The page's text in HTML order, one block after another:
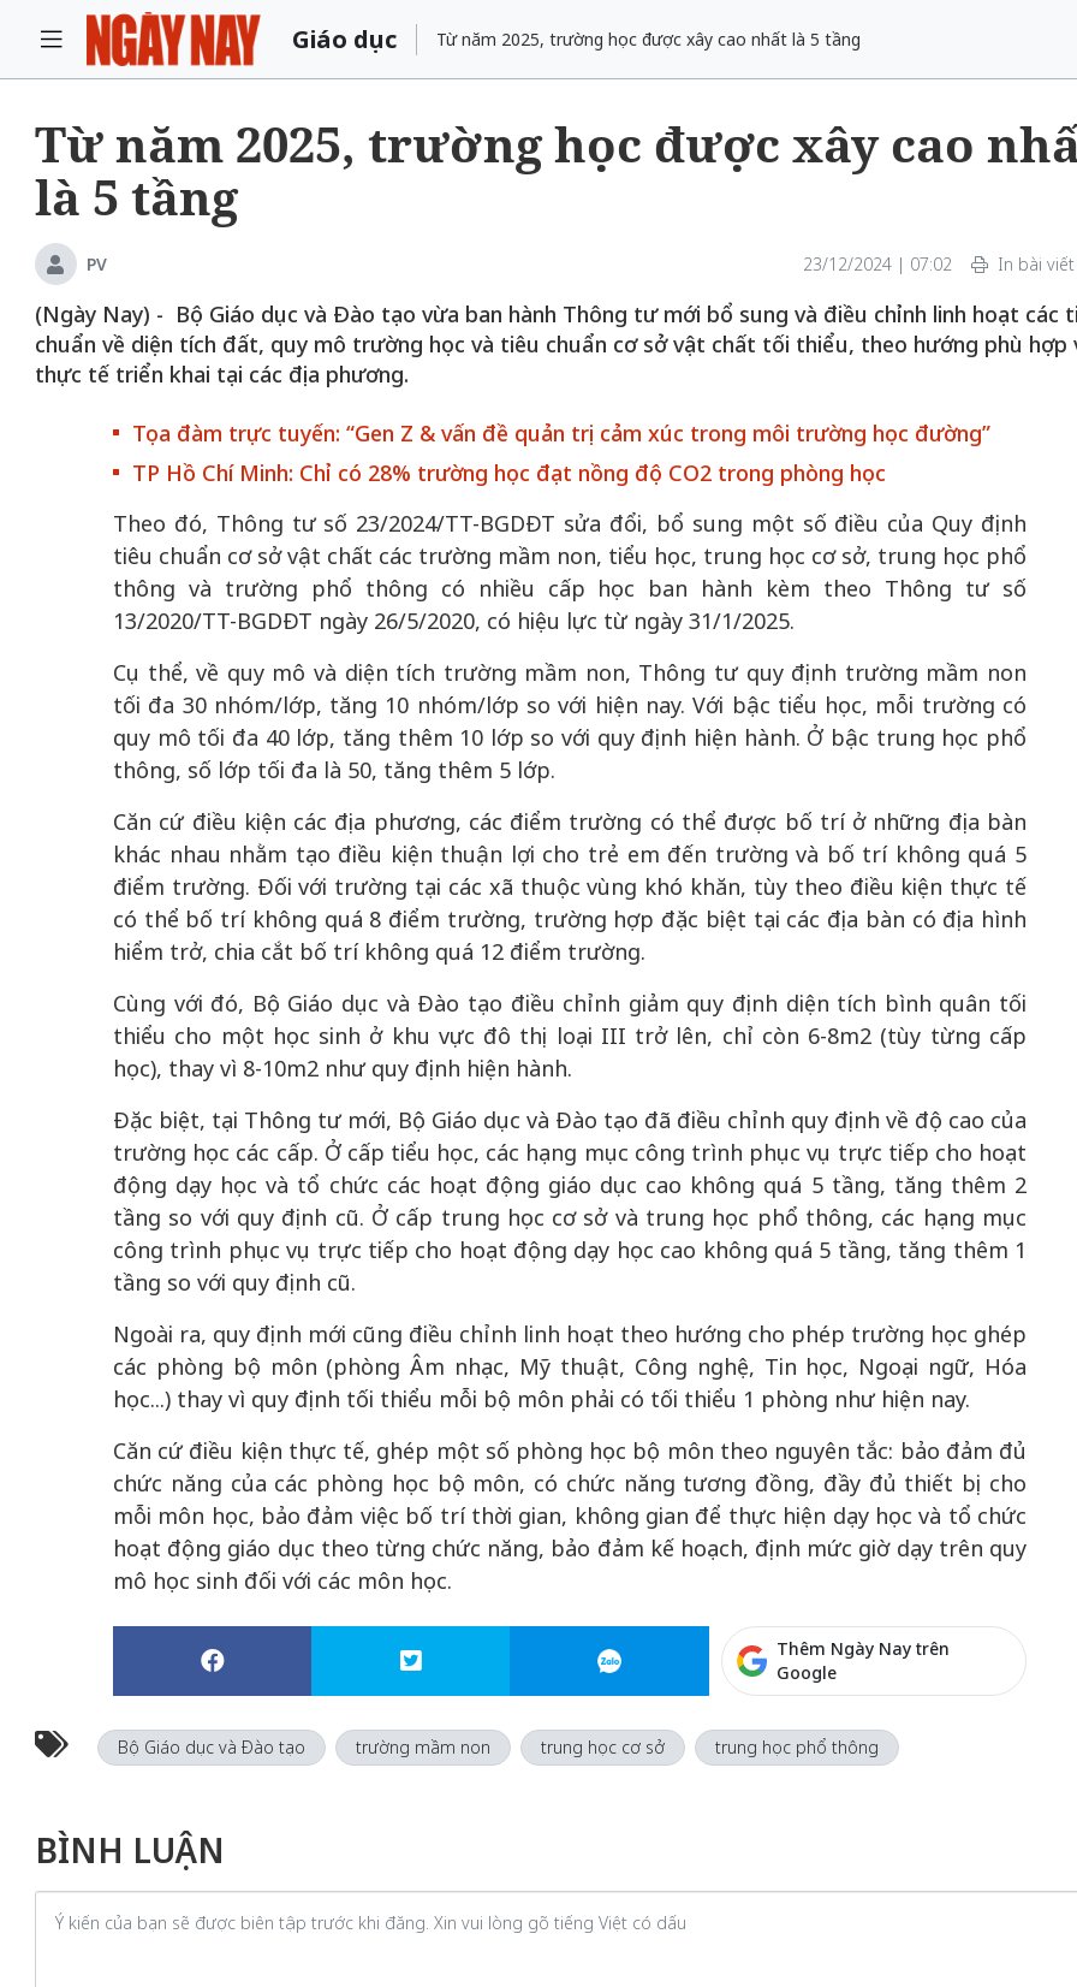
Giáo dục Từ năm 2025, trường học được xây cao nhất là 5 tầng
Từ năm 2025, trường học được xây cao
là 5 tầng
PV 23/12/2024 | 07:02 In bài viết
(Ngày Nay) - Bộ Giáo dục và Đào tạo vừa ban hành Thông tư mới bổ sung và điều chỉnh linh hoạt các
chuẩn về diện tích đất, quy mô trường học và tiêu chuẩn cơ sở vật chất tối thiểu, theo hướng phù hợp
thực tế triển khai tại các địa phương.
Tọa đàm trực tuyến: “Gen Z & vấn đề quản trị cảm xúc trong môi trường học đường”
TP Hồ Chí Minh: Chỉ có 28% trường học đạt nồng độ CO2 trong phòng học
Theo đó, Thông tư số 23/2024/TT-BGDĐT sửa đổi, bổ sung một số điều của Quy định
tiêu chuẩn cơ sở vật chất các trường mầm non, tiểu học, trung học cơ sở, trung học phổ
thông và trường phổ thông có nhiều cấp học ban hành kèm theo Thông tư số
13/2020/TT-BGDĐT ngày 26/5/2020, có hiệu lực từ ngày 31/1/2025.
Cụ thể, về quy mô và diện tích trường mầm non, Thông tư quy định trường mầm non
tối đa 30 nhóm/lớp, tăng 10 nhóm/lớp so với hiện nay. Với bậc tiểu học, mỗi trường có
quy mô tối đa 40 lớp, tăng thêm 10 lớp so với quy định hiện hành. Ở bậc trung học phổ
thông, số lớp tối đa là 50, tăng thêm 5 lớp.
Căn cứ điều kiện các địa phương, các điểm trường có thể được bố trí ở những địa bàn
khác nhau nhằm tạo điều kiện thuận lợi cho trẻ em đến trường và bố trí không quá 5
điểm trường. Đối với trường tại các xã thuộc vùng khó khăn, tùy theo điều kiện thực tế
có thể bố trí không quá 8 điểm trường, trường hợp đặc biệt tại các địa bàn có địa hình
hiểm trở, chia cắt bố trí không quá 12 điểm trường.
Cùng với đó, Bộ Giáo dục và Đào tạo điều chỉnh giảm quy định diện tích bình quân tối
thiểu cho một học sinh ở khu vực đô thị loại III trở lên, chỉ còn 6-8m2 (tùy từng cấp
học), thay vì 8-10m2 như quy định hiện hành.
Đặc biệt, tại Thông tư mới, Bộ Giáo dục và Đào tạo đã điều chỉnh quy định về độ cao của
trường học các cấp. Ở cấp tiểu học, các hạng mục công trình phục vụ trực tiếp cho hoạt
động dạy học và tổ chức các hoạt động giáo dục cao không quá 5 tầng, tăng thêm 2
tầng so với quy định cũ. Ở cấp trung học cơ sở và trung học phổ thông, các hạng mục
công trình phục vụ trực tiếp cho hoạt động dạy học cao không quá 5 tầng, tăng thêm 1
tầng so với quy định cũ.
Ngoài ra, quy định mới cũng điều chỉnh linh hoạt theo hướng cho phép trường học ghép
các phòng bộ môn (phòng Âm nhạc, Mỹ thuật, Công nghệ, Tin học, Ngoại ngữ, Hóa
học...) thay vì quy định tối thiểu mỗi bộ môn phải có tối thiểu 1 phòng như hiện nay.
Căn cứ điều kiện thực tế, ghép một số phòng học bộ môn theo nguyên tắc: bảo đảm đủ
chức năng của các phòng học bộ môn, có chức năng tương đồng, đầy đủ thiết bị cho
mỗi môn học, bảo đảm việc bố trí thời gian, không gian để thực hiện dạy học và tổ chức
hoạt động giáo dục theo từng chức năng, bảo đảm kế hoạch, định mức giờ dạy trên quy
mô học sinh đối với các môn học.
Thêm Ngày Nay trên
Google
Bộ Giáo dục và Đào tạo trường mầm non trung học cơ sở trung học phổ thông
BÌNH LUẬN
của những chiếc
trên không gian
Khách đến chơi nhà
Lê Hiền
làng ven sông Hồng
Nội
TS. Trần Kim Hào
Hà Nội vững bước vào
mới - Kỳ 5: Thủ đô qua
lăng kính số hóa
50 năm Việt Nam gia
nhập UNESCO: Khơi
định hình vị thế kiến
tạo | Kỳ 4: Sáng kiến
làm nên diện mạo mới
50 năm Việt Nam gia
nhập UNESCO: Khơi
tạo | Kỳ 3: Hội nhập
quốc tế bằng bản lĩnh
Việt Nam
50 năm Việt
nhập
nguồn nội lực
hòa bình thể
quyết định